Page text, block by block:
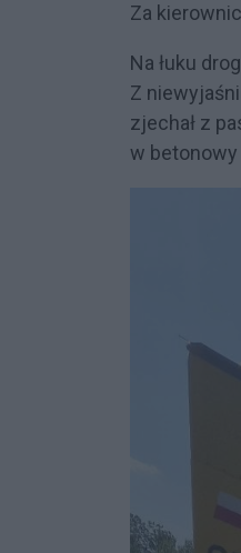
Za
Na łuku
Z
zjechał z
w